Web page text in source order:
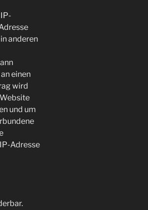
anderen
einen
wird
und um
Adresse